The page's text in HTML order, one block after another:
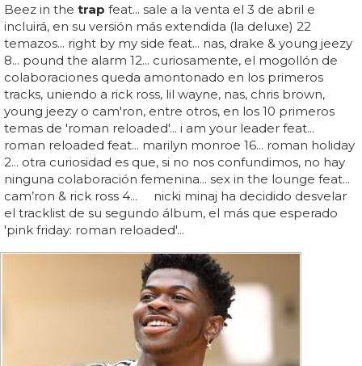
Beez in the trap feat... sale a la venta el 3 de abril e
incluirá, en su versión más extendida (la deluxe) 22
temazos... right by my side feat... nas, drake & young jeezy
8... pound the alarm 12... curiosamente, el mogollón de
colaboraciones queda amontonado en los primeros
tracks, uniendo a rick ross, lil wayne, nas, chris brown,
young jeezy o cam'ron, entre otros, en los 10 primeros
temas de 'roman reloaded'... i am your leader feat...
roman reloaded feat... marilyn monroe 16... roman holiday
2... otra curiosidad es que, si no nos confundimos, no hay
ninguna colaboración femenina... sex in the lounge feat...
cam’ron & rick ross 4... nicki minaj ha decidido desvelar
el tracklist de su segundo álbum, el más que esperado
'pink friday: roman reloaded'...